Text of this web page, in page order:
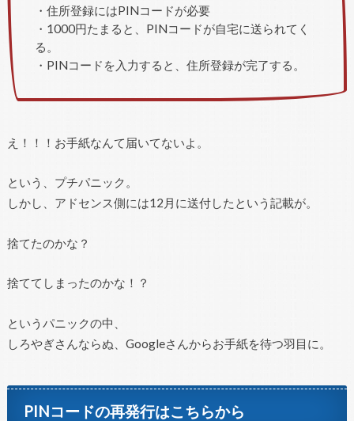
・住所登録にはPINコードが必要
・1000円たまると、PINコードが自宅に送られてく
る。
・PINコードを入力すると、住所登録が完了する。
え！！！お手紙なんて届いてないよ。
という、プチパニック。
しかし、アドセンス側には12月に送付したという記載が。
捨てたのかな？
捨ててしまったのかな！？
というパニックの中、
しろやぎさんならぬ、Googleさんからお手紙を待つ羽目に。
PINコードの再発行はこちらから